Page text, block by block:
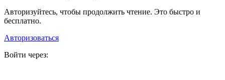
Авторизуйтесь, чтобы продолжить чтение. Это быстро и
бесплатно.
Авторизоваться
Войти через: